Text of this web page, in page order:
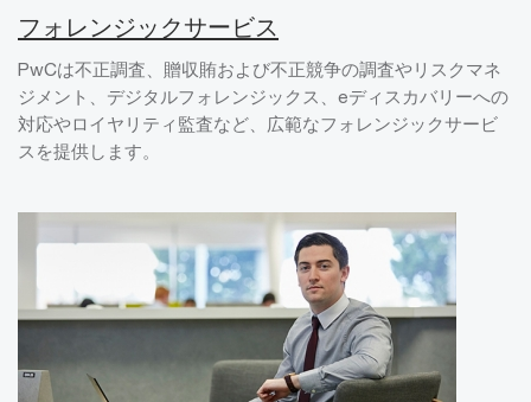
フォレンジックサービス
PwCは不正調査、贈収賄および不正競争の調査やリスクマネ
ジメント、デジタルフォレンジックス、eディスカバリーへの
対応やロイヤリティ監査など、広範なフォレンジックサービ
スを提供します。